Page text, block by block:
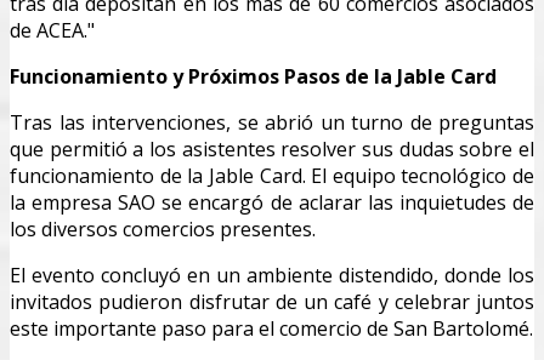
de ACEA."
Funcionamiento y Próximos Pasos de la Jable Card
Tras las intervenciones, se abrió un turno de preguntas
que permitió a los asistentes resolver sus dudas sobre el
funcionamiento de la Jable Card. El equipo tecnológico de
la empresa SAO se encargó de aclarar las inquietudes de
los diversos comercios presentes.
El evento concluyó en un ambiente distendido, donde los
invitados pudieron disfrutar de un café y celebrar juntos
este importante paso para el comercio de San Bartolomé.